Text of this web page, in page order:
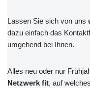
Lassen Sie sich von uns
dazu einfach das
umgehend bei Ihnen.
Alles neu oder nur
Netzwerk fit, auf